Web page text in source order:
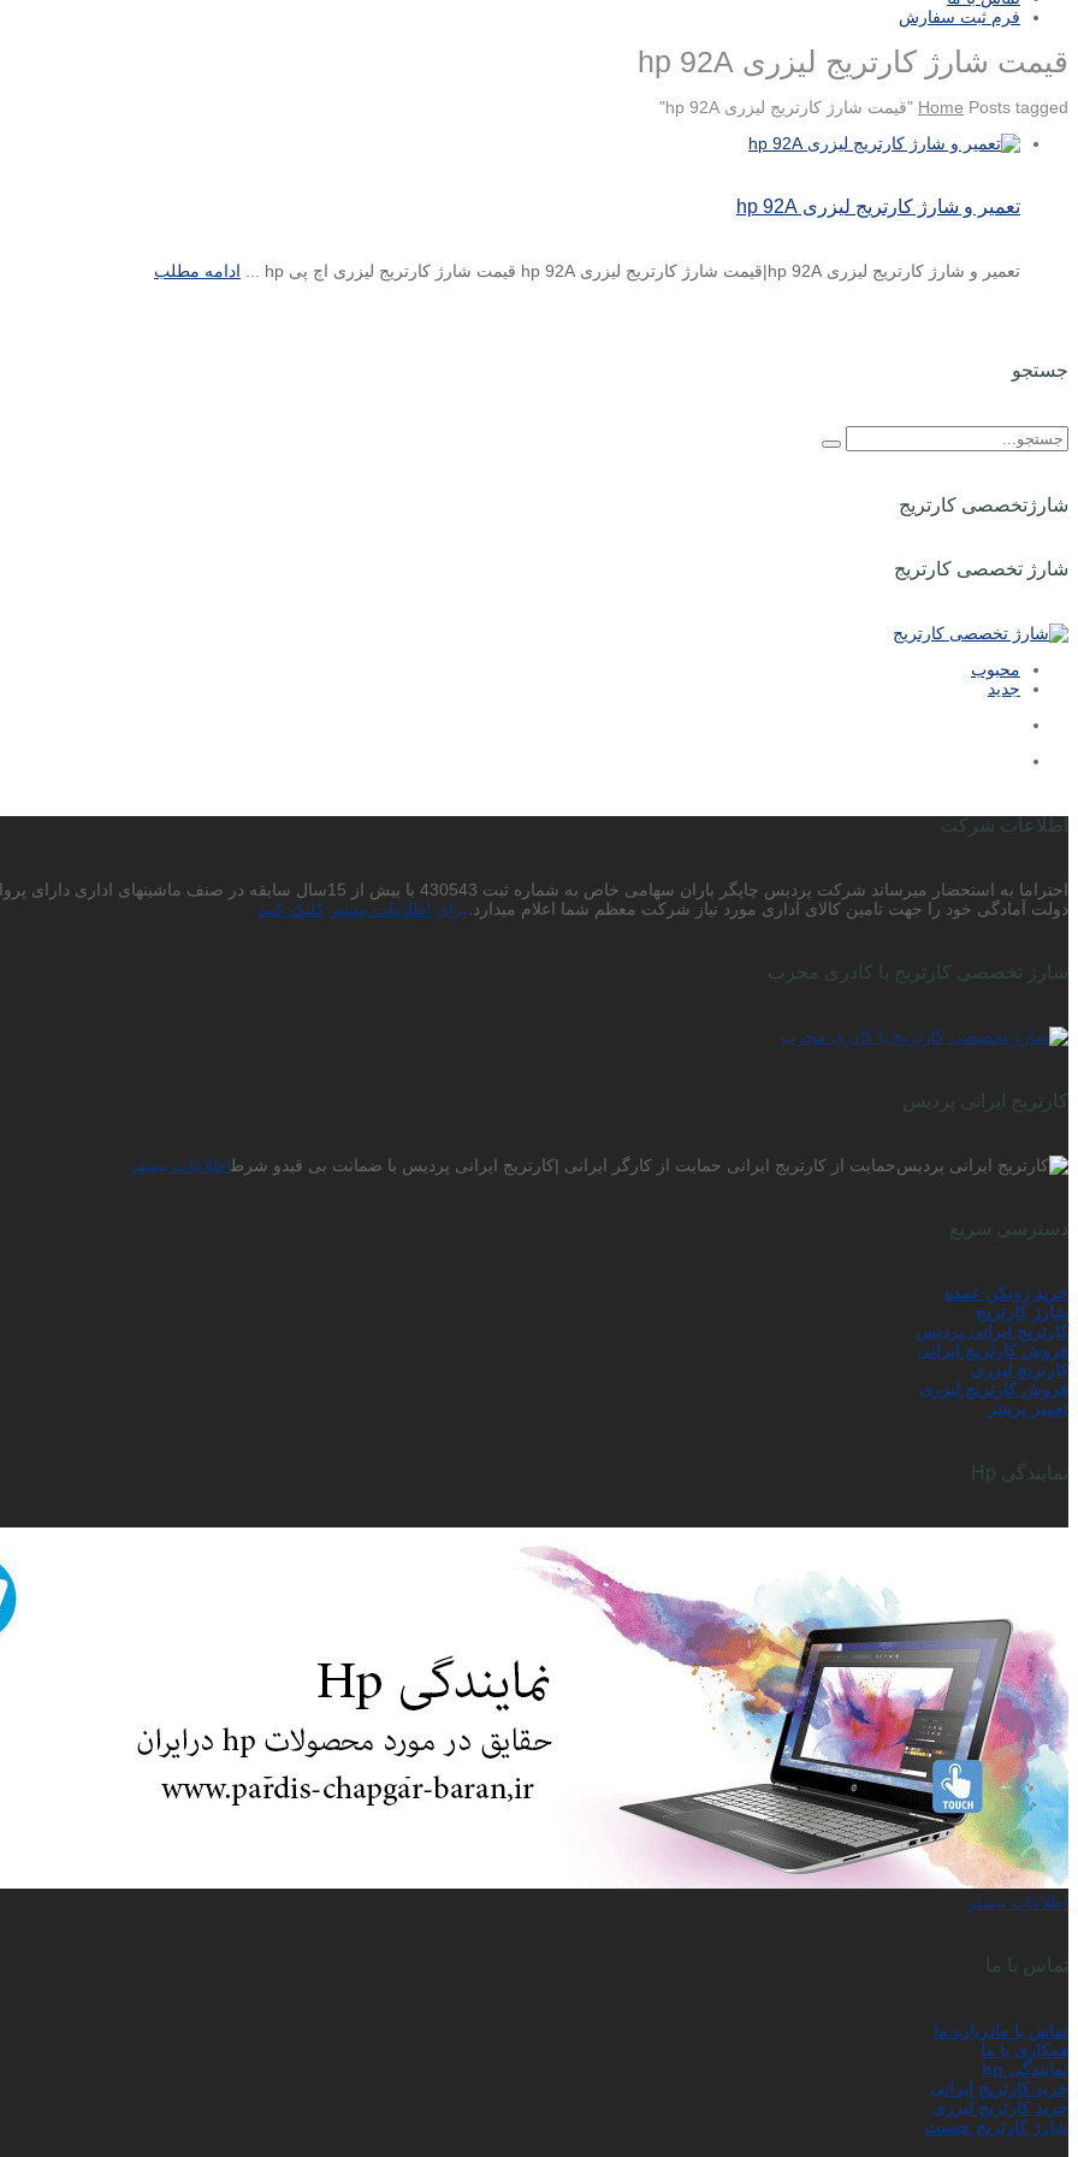
فرم ثبت سفارش
قیمت شارژ کارتریج لیزری hp 92A
Home Posts tagged "قیمت شارژ کارتریج لیزری hp 92A"
تعمیر و شارژ کارتریج لیزری hp 92A
تعمیر و شارژ کارتریج لیزری hp 92A|قیمت شارژ کارتریج لیزری hp 92A قیمت شارژ کارتریج لیزری اچ پی hp ... ادامه مطلب
جستجو
شارژتخصصی کارتریج
شارژ تخصصی کارتریج
محبوب
جدید
اطلاعات شرکت
احتراما به استحضار میرساند شرکت پردیس چاپگر باران سهامی خاص به شماره ثبت
دولت آمادگی خود را جهت تامین کالای اداری مورد نیاز شرکت معظم شما اعلام میدارد. برای اطلاعات بیشتر کلیک کنید
شارژ تخصصی کارتریج با کادری مجرب
کارتریج ایرانی پردیس
حمایت از کارتریج ایرانی حمایت از کارگر ایرانی |کارتریج ایرانی پردیس با ضمانت بی قیدو شرطاطلاعات بیشتر
دسترسی سریع
خرید زونکن عمده
شارژ کارتریج
کارتریج ایرانی پردیس
فروش کارتریج ایرانی
کارتریج لیزری
فروش کارتریج لیزری
تعمیر پرینتر
نمایندگی Hp
اطلاعات بیشتر
تماس با ما
تماس با مادرباره ما
همکاری با ما
نمایندگی hp
خرید کارتریج ایرانی
خرید کارتریج لیزری
شارژ کارتریج چیست